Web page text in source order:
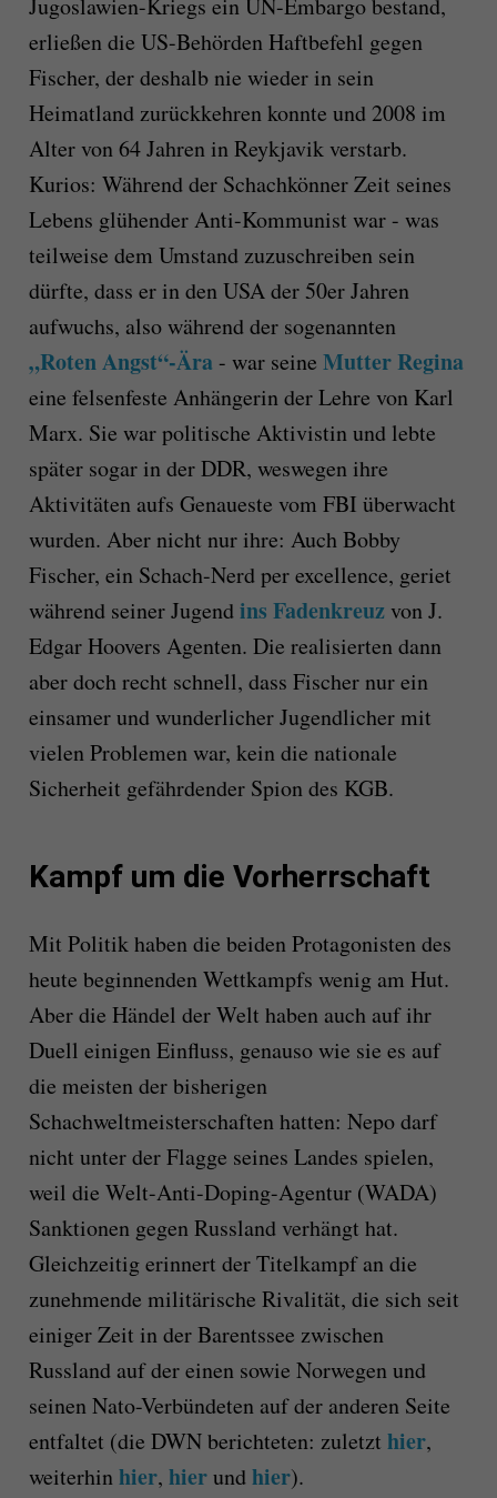
Jugoslawien-Kriegs ein UN-Embargo bestand,
erließen die US-Behörden Haftbefehl gegen
Fischer, der deshalb nie wieder in sein
Heimatland zurückkehren konnte und 2008 im
Alter von 64 Jahren in Reykjavik verstarb.
Kurios: Während der Schachkönner Zeit seines
Lebens glühender Anti-Kommunist war - was
teilweise dem Umstand zuzuschreiben sein
dürfte, dass er in den USA der 50er Jahren
aufwuchs, also während der sogenannten
„Roten Angst“-Ära- war seine Mutter Regina
eine felsenfeste Anhängerin der Lehre von Karl
Marx. Sie war politische Aktivistin und lebte
später sogar in der DDR, weswegen ihre
Aktivitäten aufs Genaueste vom FBI überwacht
wurden. Aber nicht nur ihre: Auch Bobby
Fischer, ein Schach-Nerd per excellence, geriet
während seiner Jugendins Fadenkreuzvon J.
Edgar Hoovers Agenten. Die realisierten dann
aber doch recht schnell, dass Fischer nur ein
einsamer und wunderlicher Jugendlicher mit
vielen Problemen war, kein die nationale
Sicherheit gefährdender Spion des KGB.
Kampf um die Vorherrschaft
Mit Politik haben die beiden Protagonisten des
heute beginnenden Wettkampfs wenig am Hut.
Aber die Händel der Welt haben auch auf ihr
Duell einigen Einfluss, genauso wie sie es auf
die meisten der bisherigen
Schachweltmeisterschaften hatten: Nepo darf
nicht unter der Flagge seines Landes spielen,
weil die Welt-Anti-Doping-Agentur (WADA)
Sanktionen gegen Russland verhängt hat.
Gleichzeitig erinnert der Titelkampf an die
zunehmende militärische Rivalität, die sich seit
einiger Zeit in der Barentssee zwischen
Russland auf der einen sowie Norwegen und
seinen Nato-Verbündeten auf der anderen Seite
entfaltet (die DWN berichteten: zuletzt hier,
weiterhinhier, hierundhier).